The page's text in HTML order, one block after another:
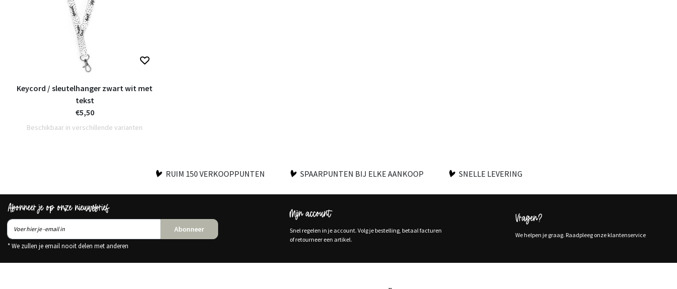
Keycord / sleutelhanger zwart wit met
tekst
€5,50
Beschikbaar in verschillende varianten
RUIM 150 VERKOOPPUNTEN SPAARPUNTEN BIJ ELKE AANKOOP SNELLE LEVERING
Abonneer je op onze nieuwsbrief
Abonneer
* We zullen je email nooit delen met anderen
Mijn account
Snel regelen in je account. Volg je bestelling, betaal facturen
of retourneer een artikel.
Vragen?
We helpen je graag. Raadpleeg onze klantenservice